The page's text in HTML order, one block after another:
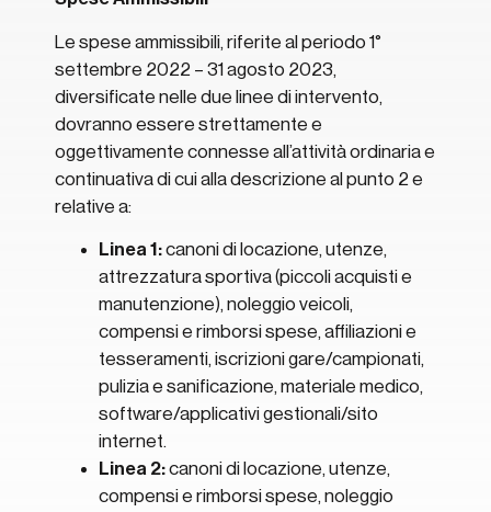
Le spese ammissibili, riferite al periodo 1°
settembre 2022 – 31 agosto 2023,
diversificate nelle due linee di intervento,
dovranno essere strettamente e
oggettivamente connesse all’attività ordinaria e
continuativa di cui alla descrizione al punto 2 e
relative a:
Linea 1:canoni di locazione, utenze,
attrezzatura sportiva (piccoli acquisti e
manutenzione), noleggio veicoli,
compensi e rimborsi spese, affiliazioni e
tesseramenti, iscrizioni gare/campionati,
pulizia e sanificazione, materiale medico,
software/applicativi gestionali/sito
internet.
Linea 2:canoni di locazione, utenze,
compensi e rimborsi spese, noleggio